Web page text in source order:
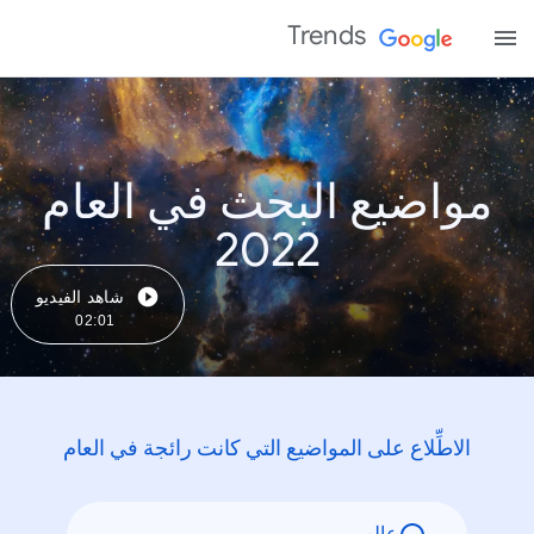
Trends
مواضيع البحث في العام
2022
شاهد الفيديو
02:01
الاطِّلاع على المواضيع التي كانت رائجة في العام